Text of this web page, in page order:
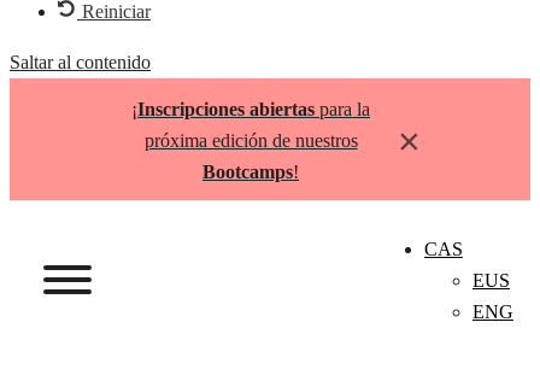
Reiniciar
Saltar al contenido
¡Inscripciones abiertas para la
próxima edición de nuestros
Bootcamps!
×
CAS
EUS
ENG